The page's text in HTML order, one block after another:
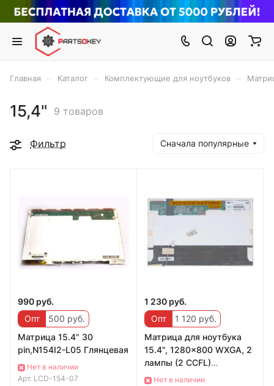
Главная Каталог Комплектующие для ноутбуков
15,4" 9 товаров
Фильтр Сначала популярные
990 руб.
Опт
500 руб.
Матрица 15.4" 30
pin,N154I2-L05 Глянцевая
Нет в наличии
Арт. LCD-154-07
1 230 руб.
Опт
1 120 руб.
Матрица для ноутбука
15.4", 1280x800 WXGA, 2
лампы (2 CCFL)
LTN154XB-L01
Нет в наличии